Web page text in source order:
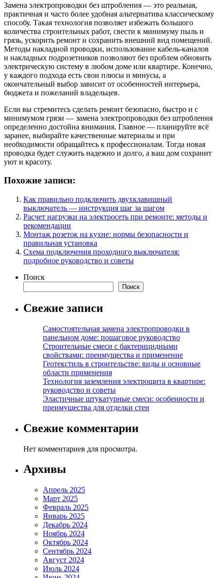
Замена электропроводки без штробления — это реальная,
практичная и часто более удобная альтернатива классическому
способу. Такая технология позволяет избежать большого
количества строительных работ, свести к минимуму пыль и
грязь, ускорить ремонт и сохранить внешний вид помещений.
Методы накладной проводки, использование кабель-каналов
и накладных подрозетников позволяют без проблем обновить
электрическую систему в любом доме или квартире. Конечно,
у каждого подхода есть свои плюсы и минусы, а
окончательный выбор зависит от особенностей интерьера,
бюджета и пожеланий владельцев.
Если вы стремитесь сделать ремонт безопасно, быстро и с
минимумом грязи — замена электропроводки без штробления
определенно достойна внимания. Главное — планируйте всё
заранее, выбирайте качественные материалы и при
необходимости обращайтесь к профессионалам. Тогда новая
проводка будет служить надежно и долго, а ваш дом сохранит
уют и красоту.
Похожие записи:
Как правильно подключить двухклавишный
выключатель — инструкция шаг за шагом
Расчет нагрузки на электросеть при ремонте: методы и
рекомендации
Монтаж розеток на кухне: нормы безопасности и
правильная установка
Схема подключения проходного выключателя:
подробное руководство и советы
Поиск
Поиск
Свежие записи
Самостоятельная замена электропроводки в
панельном доме: пошаговое руководство
Строительные смеси с бактерицидными
свойствами: преимущества и применение
Геотекстиль в строительстве: виды и основные
области применения
Технология заземления электрощита в квартире:
руководство и советы
Эластичные штукатурные смеси: особенности и
преимущества для отделки стен
Свежие комментарии
Нет комментариев для просмотра.
Архивы
Апрель 2025
Март 2025
Февраль 2025
Январь 2025
Декабрь 2024
Ноябрь 2024
Октябрь 2024
Сентябрь 2024
Август 2024
Июль 2024